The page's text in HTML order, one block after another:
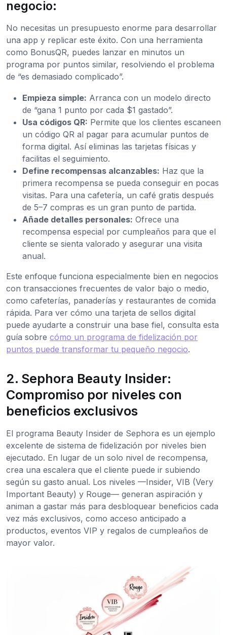
negocio:
No necesitas un presupuesto enorme para desarrollar
una app y replicar este éxito. Con una herramienta
como BonusQR, puedes lanzar en minutos un
programa por puntos similar, resolviendo el problema
de “es demasiado complicado”.
Empieza simple: Arranca con un modelo directo
de “gana 1 punto por cada $1 gastado”.
Usa códigos QR: Permite que los clientes escaneen
un código QR al pagar para acumular puntos de
forma digital. Así eliminas las tarjetas físicas y
facilitas el seguimiento.
Define recompensas alcanzables: Haz que la
primera recompensa se pueda conseguir en pocas
visitas. Para una cafetería, un café gratis después
de 5–7 compras es un gran punto de partida.
Añade detalles personales: Ofrece una
recompensa especial por cumpleaños para que el
cliente se sienta valorado y asegurar una visita
anual.
Este enfoque funciona especialmente bien en negocios
con transacciones frecuentes de valor bajo o medio,
como cafeterías, panaderías y restaurantes de comida
rápida. Para ver cómo una tarjeta de sellos digital
puede ayudarte a construir una base fiel, consulta esta
guía sobre cómo un programa de fidelización por
puntos puede transformar tu pequeño negocio.
2. Sephora Beauty Insider:
Compromiso por niveles con
beneficios exclusivos
El programa Beauty Insider de Sephora es un ejemplo
excelente de sistema de fidelización por niveles bien
ejecutado. En lugar de un solo nivel de recompensa,
crea una escalera que el cliente puede ir subiendo
según su gasto anual. Los niveles —Insider, VIB (Very
Important Beauty) y Rouge— generan aspiración y
animan a gastar más para desbloquear beneficios cada
vez más exclusivos, como acceso anticipado a
productos, eventos VIP y regalos de cumpleaños de
mayor valor.